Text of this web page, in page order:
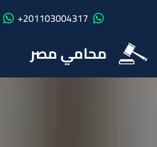
201103004317+
محامي مصر